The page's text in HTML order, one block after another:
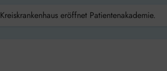
Kreiskrankenhaus eröffnet Patientenakademie.